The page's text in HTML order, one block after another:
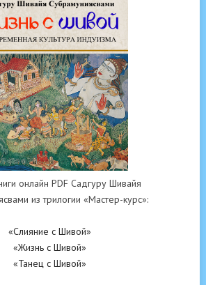
онлайн PDF Садгуру Шивайя
из трилогии «Мастер-курс»:
«Слияние с Шивой»
«Жизнь с Шивой»
«Танец с Шивой»